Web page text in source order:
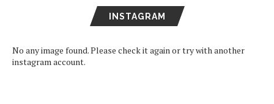
INSTAGRAM
No any image found. Please check it again or try with another
instagram account.